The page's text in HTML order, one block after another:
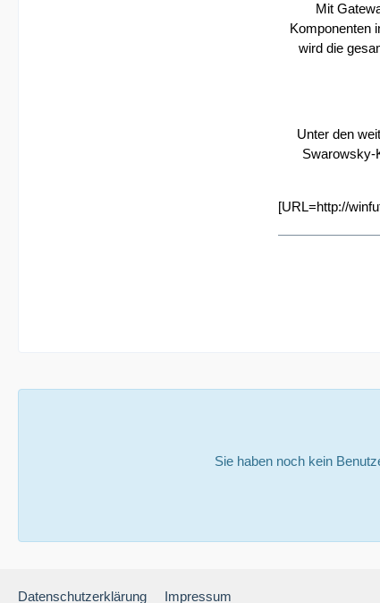
Mit
Komponenten
wird die
Unter den
Swarowsky-
[URL=http://
Sie haben noch kein
Datenschutzerklärung Impressum